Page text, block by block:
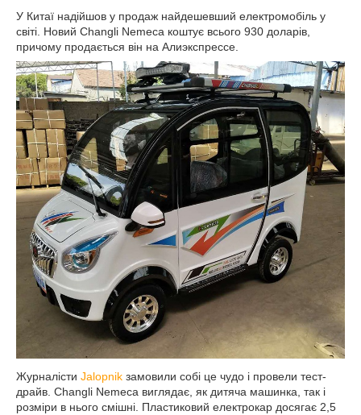
У Китаї надійшов у продаж найдешевший електромобіль у
світі. Новий Changli Nemeca коштує всього 930 доларів,
причому продається він на Алиэкспрессе.
Журналісти Jalopnik замовили собі це чудо і провели тест-
драйв. Changli Nemeca виглядає, як дитяча машинка, так і
розміри в нього смішні. Пластиковий електрокар досягає 2,5